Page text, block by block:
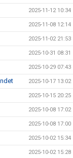
2025-11-12 10:34
2025-11-08 12:14
2025-11-02 21:53
2025-10-31 08:31
2025-10-29 07:43
2025-10-17 13:02
2025-10-15 20:25
2025-10-08 17:02
2025-10-08 17:00
2025-10-02 15:34
2025-10-02 15:28